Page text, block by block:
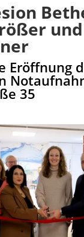
und
Eröffnung
35